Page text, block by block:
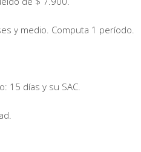
y medio. Computa 1 período.
15 días y su SAC.